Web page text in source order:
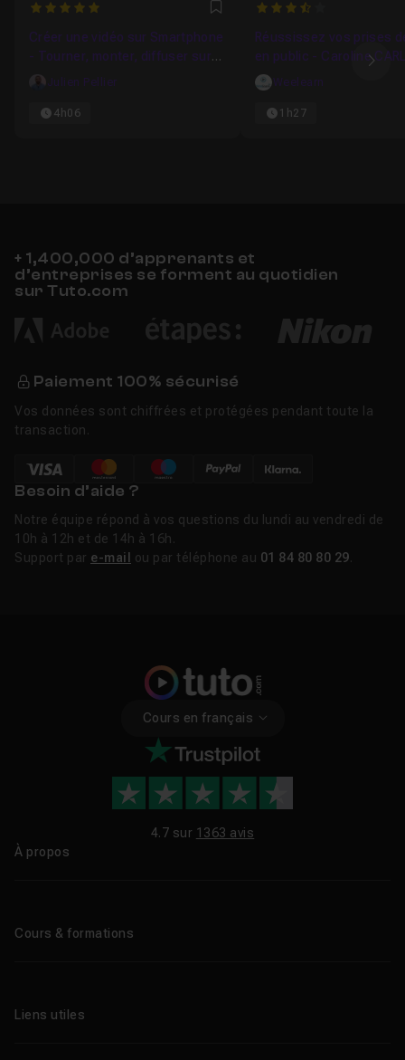
5 Favori
Créer une vidéo sur Smartphone
- Tourner, monter, diffuser sur
téléphone IPhone et Android
Julien Pellier
4h06
3.6666666666667
Réussissez vos prises
en public - Caroline
Weelearn
1h27
+ 1,400,000 d’apprenants et
d’entreprises se forment au quotidien
sur Tuto.com
Paiement 100% sécurisé
Vos données sont chiffrées et protégées pendant toute la
transaction.
Besoin d’aide ?
Notre équipe répond à vos questions du lundi au vendredi de
10h à 12h et de 14h à 16h.
Support par e-mail ou par téléphone au 01 84 80 80 29
Cours en français
4.7 sur 1363 avis
À propos
Cours & formations
Formations certifiantes
Liens utiles